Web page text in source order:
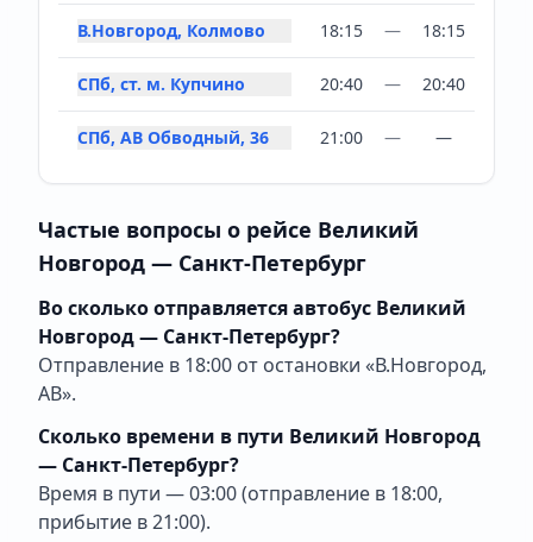
В.Новгород, Колмово 18:15 — 18:15
СПб, ст. м. Купчино 20:40 — 20:40
СПб, АВ Обводный, 36 21:00 — —
Частые вопросы о рейсе Великий
Новгород — Санкт-Петербург
Во сколько отправляется автобус Великий
Новгород — Санкт-Петербург?
Отправление в 18:00 от остановки «В.Новгород,
АВ».
Сколько времени в пути Великий Новгород
— Санкт-Петербург?
Время в пути — 03:00 (отправление в 18:00,
прибытие в 21:00).